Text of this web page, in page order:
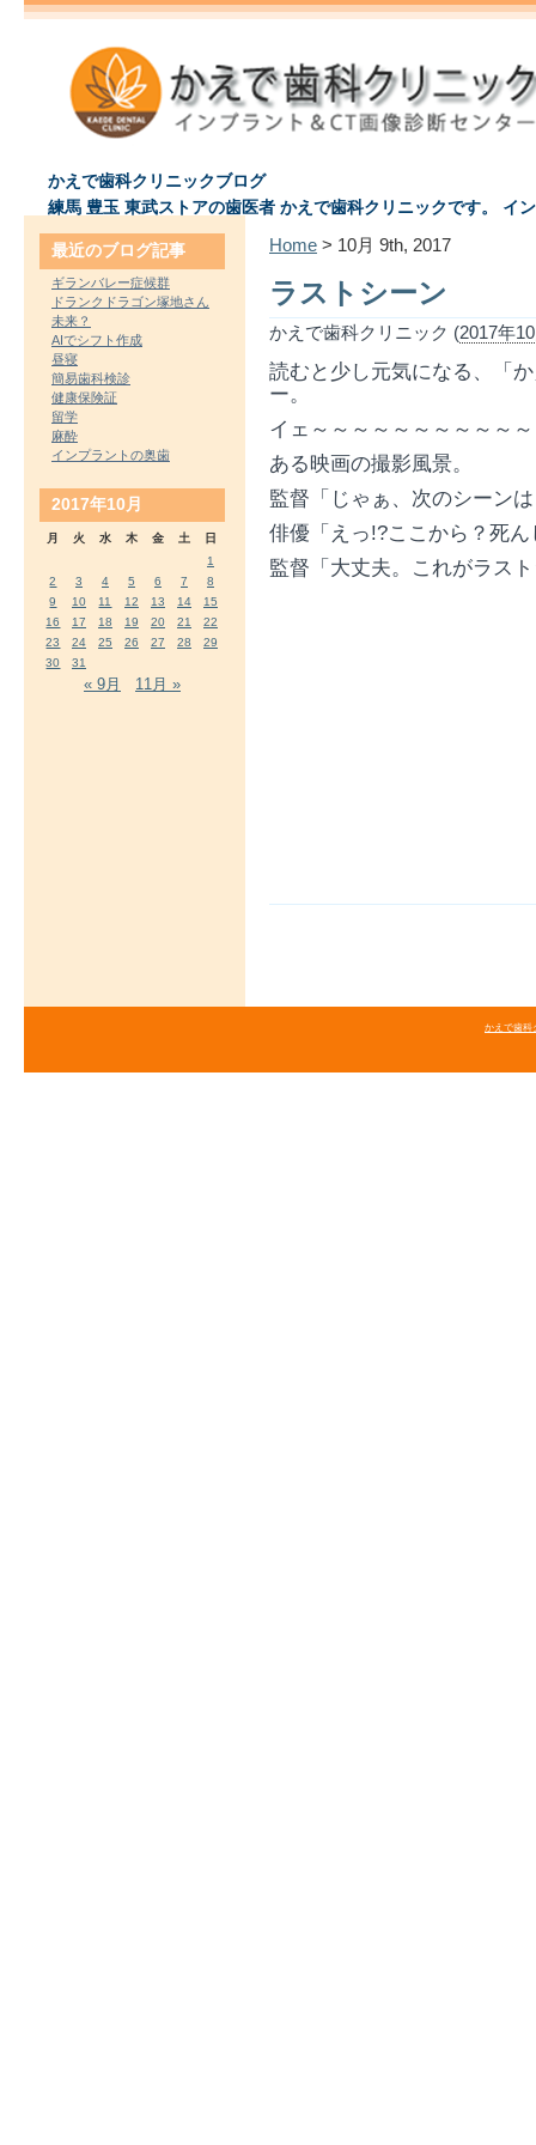
かえで歯科クリニックブログ
練馬 豊玉 東武ストアの歯医者 かえで歯科クリニックです。 イ
Home > 10月 9th, 2017
ラストシーン
かえで歯科クリニック (2017年
読むと少し元気になる、「
ー。
イェ～～～～～～～～～～
ある映画の撮影風景。
監督「じゃぁ、次のシーン
俳優「えっ!?ここから？死
監督「大丈夫。これがラス
最近のブログ記事
ギランバレー症候群
ドランクドラゴン塚地さん
未来？
AIでシフト作成
昼寝
簡易歯科検診
健康保険証
留学
麻酔
インプラントの奥歯
2017年10月
月 火 水 木 金 土
日
1
2
3 4 5 6 7
8
9
10 11 12 13 14
15
16
17 18 19 20 21
22
23
24 25 26 27 28
29
30
31
« 9月 11月 »
かえで歯科